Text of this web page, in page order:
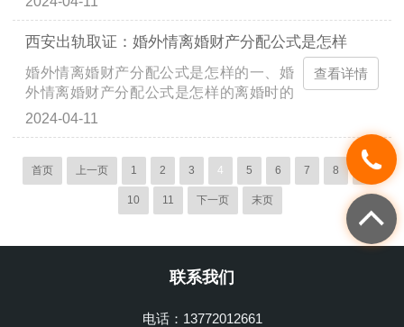
道德的谴责，还会受...
西安出轨取证：婚外情离婚财产分配公式是怎样
婚外情离婚财产分配公式是怎样的一、婚
外情离婚财产分配公式是怎样的离婚时的
夫妻共同财产，由双方协商处理为先，夫
2024-04-11
查看详情
首页 上一页 1 2 3 4 5 6 7 8
10 11 下一页 末页
联系我们
电话：13772012661